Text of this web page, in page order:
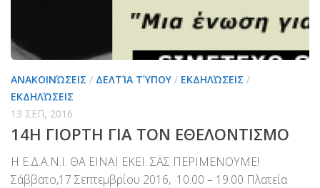
Το Διοικητικό Συμβούλιο
Καταστατικό
Ισολογισμοί-Απολογισμοί
Βραβεύσεις
Γίνε εθελοντής
ΑΝΑΚΟΙΝΏΣΕΙΣ / ΔΕΛΤΊΑ ΤΎΠΟΥ / ΕΚΔΗΛΏΣΕΙΣ /
ΕΚΔΗΛΏΣΕΙΣ
13 ΣΕΠ, 2016
14Η ΓΙΟΡΤΗ ΓΙΑ ΤΟΝ ΕΘΕΛΟΝΤΙΣΜΟ
Η Ε.Δ.Α.Ν.Ι. ΘΑ ΕΙΝΑΙ ΕΚΕΙ. ΣΑΣ ΠΕΡΙΜΕΝΟΥΜΕ!
Σάββατο,17 Σεπτεμβρίου 2016, 10.00 – 19.00 Πλατεία